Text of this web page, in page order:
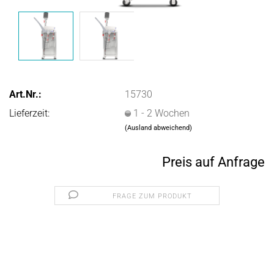
Art.Nr.:
15730
Lieferzeit:
1 - 2 Wochen
(Ausland abweichend)
Preis auf Anfrage
FRAGE ZUM PRODUKT